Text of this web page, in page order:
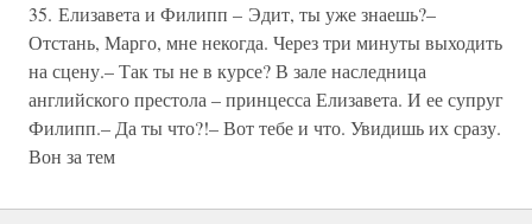
35. Елизавета и Филипп – Эдит, ты уже знаешь?–
Отстань, Марго, мне некогда. Через три минуты выходить
на сцену.– Так ты не в курсе? В зале наследница
английского престола – принцесса Елизавета. И ее супруг
Филипп.– Да ты что?!– Вот тебе и что. Увидишь их сразу.
Вон за тем